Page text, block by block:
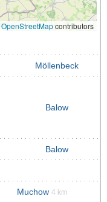
OpenStreetMapcontributors
Möllenbeck
Balow
Balow
Muchow 4 km